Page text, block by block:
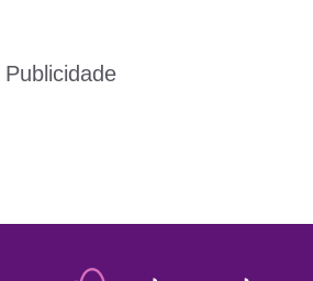
Publicidade